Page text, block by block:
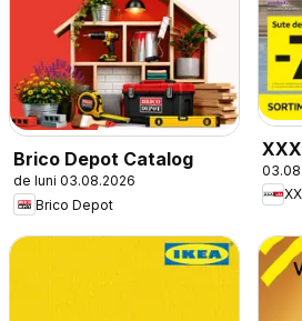
Brico Depot Catalog
de luni 03.08.2026
Brico Depot